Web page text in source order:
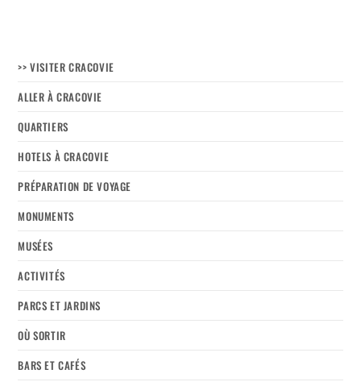
>> VISITER CRACOVIE
ALLER À CRACOVIE
QUARTIERS
HOTELS À CRACOVIE
PRÉPARATION DE VOYAGE
MONUMENTS
MUSÉES
ACTIVITÉS
PARCS ET JARDINS
OÙ SORTIR
BARS ET CAFÉS